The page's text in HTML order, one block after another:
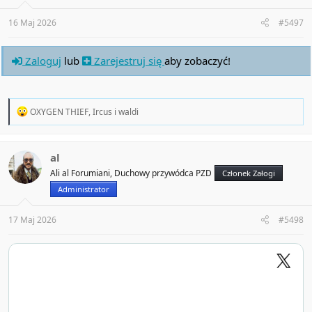
16 Maj 2026 #5497
Zaloguj lub Zarejestruj się aby zobaczyć!
R
t
i
o
OXYGEN THIEF,Ircus i waldi
al
Ali al Forumiani, Duchowy przywódca PZD
Członek Załogi
Administrator
17 Maj 2026 #5498